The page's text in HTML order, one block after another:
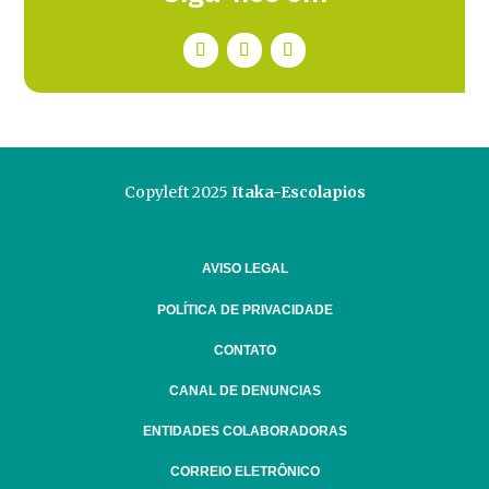
Copyleft 2025 Itaka-Escolapios
AVISO LEGAL
POLÍTICA DE PRIVACIDADE
CONTATO
CANAL DE DENUNCIAS
ENTIDADES COLABORADORAS
CORREIO ELETRÔNICO